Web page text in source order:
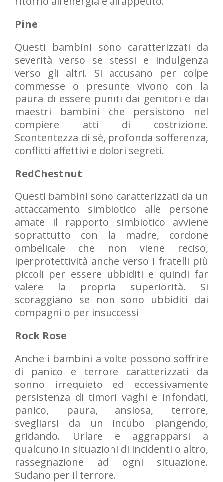
Pine
Questi bambini sono caratterizzati da
severità verso se stessi e indulgenza
verso gli altri. Si accusano per colpe
commesse o presunte vivono con la
paura di essere puniti dai genitori e dai
maestri bambini che persistono nel
compiere atti di costrizione.
Scontentezza di sè, profonda sofferenza,
conflitti affettivi e dolori segreti.
RedChestnut
Questi bambini sono caratterizzati da un
attaccamento simbiotico alle persone
amate il rapporto simbiotico avviene
soprattutto con la madre, cordone
ombelicale che non viene reciso,
iperprotettività anche verso i fratelli più
piccoli per essere ubbiditi e quindi far
valere la propria superiorità. Si
scoraggiano se non sono ubbiditi dai
compagni o per insuccessi
Rock Rose
Anche i bambini a volte possono soffrire
di panico e terrore caratterizzati da
sonno irrequieto ed eccessivamente
persistenza di timori vaghi e infondati,
panico, paura, ansiosa, terrore,
svegliarsi da un incubo piangendo,
gridando. Urlare e aggrapparsi a
qualcuno in situazioni di incidenti o altro,
rassegnazione ad ogni situazione.
Sudano per il terrore.